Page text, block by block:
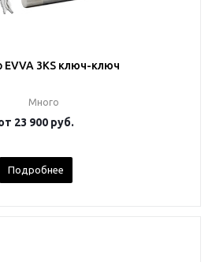
3KS ключ-ключ
Много
23 900 руб.
Подробнее